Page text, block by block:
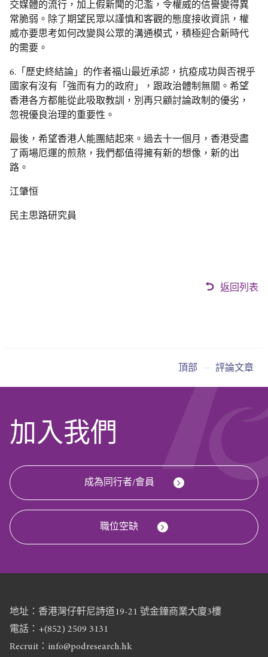
交媒體的流行，加上假新聞的氾濫，令權威的信譽變得異
常脆弱。除了期望民眾以謹慎和客觀的態度接收資訊，權
威亦要思考如何改變與公眾的溝通模式，積極迎合新時代
的需要。
6.「歷史終結論」的作者福山最近承認，抗疫成功與否視乎
國家有沒有「強而有力的政府」，跟政治體制無關。希望
香港各方都能從此吸取教訓，別再只顧討論政制的優劣，
忽視優良治理的重要性。
最後，希望香港人能團結起來。過去十一個月，香港受盡
了兩場厄運的煎熬，我們都值得擁有新的想像，新的出
路。
江肇恒
民主思路研究員
返回列表
頂部 評論文章
加入我們
成為同行者/會員
職位空缺
地址：香港灣仔軒尼詩道19-21 號金鐘商業大廈3樓
電話：+(852) 2509 3131
Recruit：info@podresearch.hk